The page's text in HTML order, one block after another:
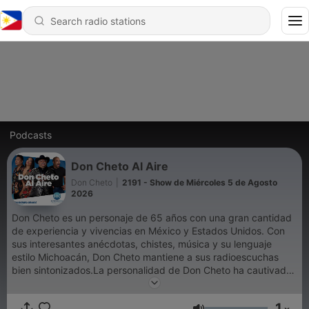
Podcasts
Don Cheto Al Aire
Don Cheto
2191 - Show de Miércoles 5 de Agosto
2026
Don Cheto es un personaje de 65 años con una gran cantidad
de experiencia y vivencias en México y Estados Unidos. Con
sus interesantes anécdotas, chistes, música y su lenguaje
estilo Michoacán, Don Cheto mantiene a sus radioescuchas
bien sintonizados.La personalidad de Don Cheto ha cautivado
a audiencias de todas las edades durante años. Es